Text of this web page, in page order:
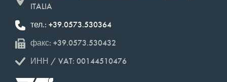
ITALIA
тел.: +39.0573.530364
факс: +39.0573.530432
ИНН / VAT: 00144510476